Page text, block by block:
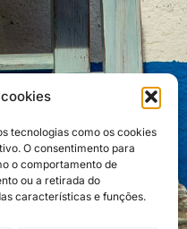
tecnologias como os cookies
O consentimento para
o comportamento de
ou a retirada do
características e funções.